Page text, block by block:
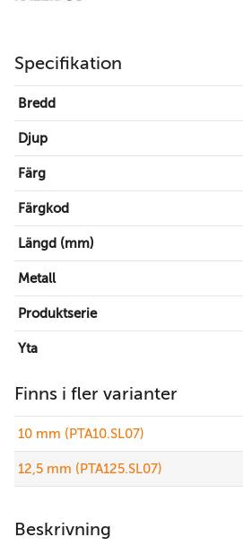
Specifikation
Bredd
Djup
Färg
Färgkod
Längd (mm)
Metall
Produktserie
Yta
Finns i fler varianter
10 mm (PTA10.SL07)
12,5 mm (PTA125.SL07)
Beskrivning